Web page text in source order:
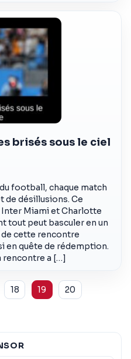
brisés sous le ciel
football, chaque match
de désillusions. Ce
Miami et Charlotte
tout peut basculer en un
cette rencontre
en quête de rédemption.
rencontre a […]
18 19
20